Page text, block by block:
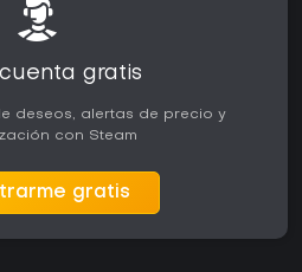
gratis
deseos, alertas de precio y
con Steam
gratis